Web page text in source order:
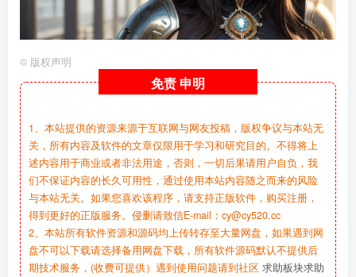
© 版权声明
免责 申明
1、本站提供的资源来源于互联网与网友投稿，版权争议与本站无
关，所有内容及软件的文章仅限用于学习和研究目的。不得将上
述内容用于商业或者非法用途，否则，一切后果请用户自负，我
们不保证内容的长久可用性，通过使用本站内容随之而来的风险
与本站无关。如果您喜欢该程序，请支持正版软件，购买注册，
得到更好的正版服务。侵删请致信E-mail：cy@cy520.cc
2、本站所有软件资源和源码均上传转存至大量网盘，如果遇到网
盘不可以下载请选择备用网盘下载，所有软件源码默认不提供后
期技术服务，(收费可提供）遇到使用问题请到社区 求助板块求助